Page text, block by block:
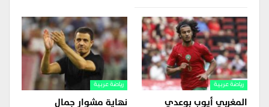
رياضة عربية
المغربي أيوب بوعدي
رياضة عربية
نهاية مشوار جمال